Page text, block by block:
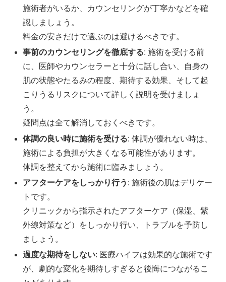
施術者がいるか、カウンセリングが丁寧かなどを確
認しましょう。
料金の安さだけで選ぶのは避けるべきです。
事前のカウンセリングを徹底する: 施術を受ける前
に、医師やカウンセラーと十分に話し合い、自身の
肌の状態やたるみの程度、期待する効果、そして起
こりうるリスクについて詳しく説明を受けましょ
う。
疑問点は全て解消しておくべきです。
体調の良い時に施術を受ける: 体調が優れない時は、
施術による負担が大きくなる可能性があります。
体調を整えてから施術に臨みましょう。
アフターケアをしっかり行う : 施術後の肌はデリケー
トです。
クリニックから指示されたアフターケア（保湿、紫
外線対策など）をしっかり行い、トラブルを予防し
ましょう。
過度な期待をしない: 医療ハイフは効果的な施術です
が、劇的な変化を期待しすぎると後悔につながるこ